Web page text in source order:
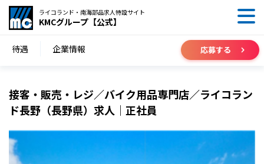
ライコランド・南海部品求人特設サイト
KMCグループ【公式】
待遇 企業情報 応募する
接客・販売・レジ／バイク用品専門店／ライコラン
ド長野（長野県）求人｜正社員